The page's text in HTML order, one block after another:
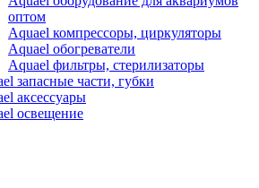
оптом
Aquael компрессоры, циркуляторы
Aquael обогреватели
Aquael фильтры, стерилизаторы
запасные части, губки
аксессуары
освещение